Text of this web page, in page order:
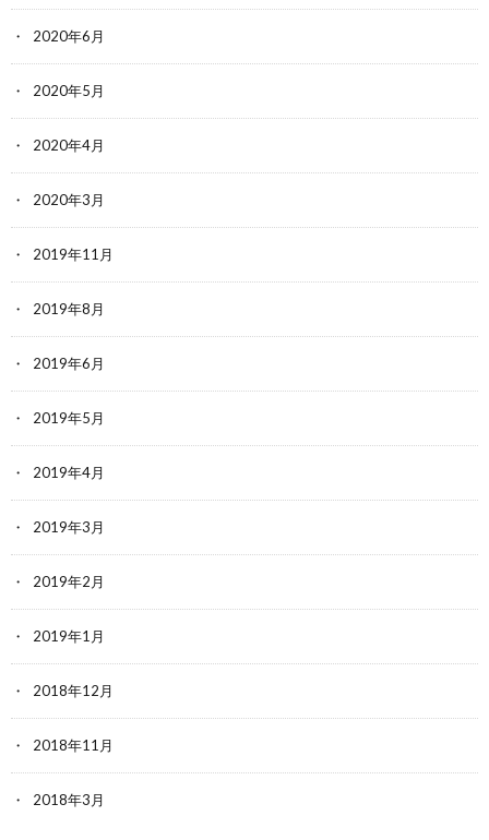
2020年6月
2020年5月
2020年4月
2020年3月
2019年11月
2019年8月
2019年6月
2019年5月
2019年4月
2019年3月
2019年2月
2019年1月
2018年12月
2018年11月
2018年3月